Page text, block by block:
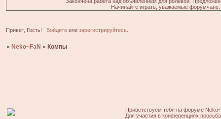
Начинайте играть, уважаемые
Привет, Гость! Войдитеили зарегистрируйтесь.
» Neko~FaN » Компы
Приветствуем тебя на форуме
Для участия в конференциях